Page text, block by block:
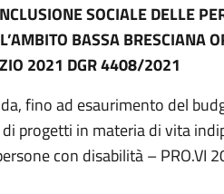
SOCIALE DELLE
BASSA BRESCIANA
2021 DGR 4408/2021
fino ad esaurimento del
progetti in materia di vita
con disabilità – PRO.VI